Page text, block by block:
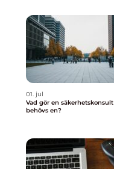
01. jul
Vad gör en säkerhetskonsult och när
behövs en?